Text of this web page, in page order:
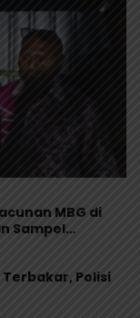
MBG di
Sampel
Polisi